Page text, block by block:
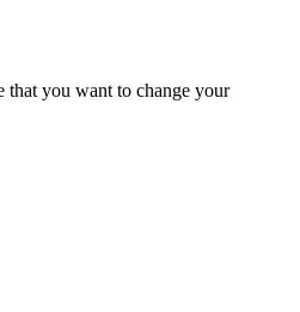
that you want to change your